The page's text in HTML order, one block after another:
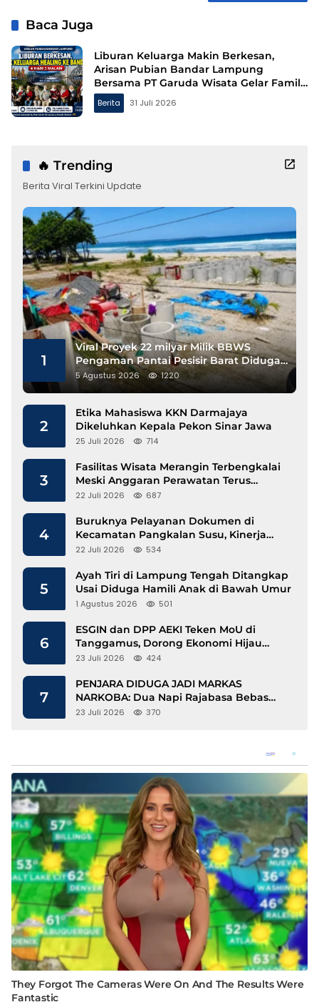
Baca Juga
Liburan Keluarga Makin Berkesan,
Arisan Pubian Bandar Lampung
Bersama PT Garuda Wisata Gelar Family
Gathering ke Bandung
Berita 31 Juli 2026
🔥 Trending
Berita Viral Terkini Update
1
Viral Proyek 22 milyar Milik BBWS
Pengaman Pantai Pesisir Barat Diduga
Gunakan Besi Banci
5 Agustus 2026 1220
2
Etika Mahasiswa KKN Darmajaya
Dikeluhkan Kepala Pekon Sinar Jawa
25 Juli 2026 714
3
Fasilitas Wisata Merangin Terbengkalai
Meski Anggaran Perawatan Terus
Mengalir
22 Juli 2026 687
4
Buruknya Pelayanan Dokumen di
Kecamatan Pangkalan Susu, Kinerja
Disdukcapil Langkat Disorot
22 Juli 2026 534
5
Ayah Tiri di Lampung Tengah Ditangkap
Usai Diduga Hamili Anak di Bawah Umur
1 Agustus 2026 501
6
ESGIN dan DPP AEKI Teken MoU di
Tanggamus, Dorong Ekonomi Hijau
Berbasis Kopi dan Perdagangan Karbon
23 Juli 2026 424
7
PENJARA DIDUGA JADI MARKAS
NARKOBA: Dua Napi Rajabasa Bebas
Gunakan HP, Muncul Dugaan
23 Juli 2026 370